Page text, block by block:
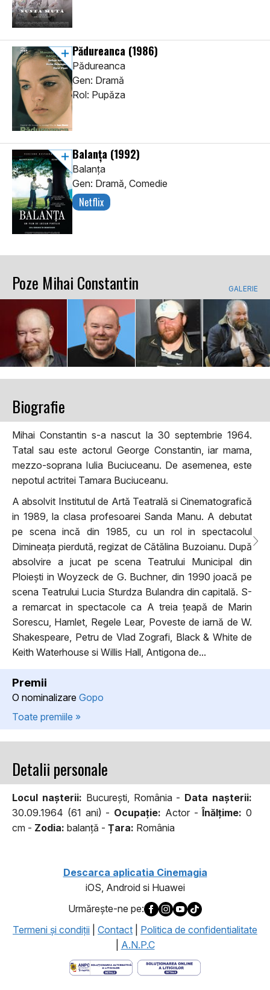
Pădureanca (1986)
Pădureanca
Gen: Dramă
Rol: Pupăza
Balanța (1992)
Balanța
Gen: Dramă, Comedie
Netflix
Poze Mihai Constantin GALERIE
Biografie
Mihai Constantin s-a nascut la 30 septembrie 1964.
Tatal sau este actorul George Constantin, iar mama,
mezzo-soprana Iulia Buciuceanu. De asemenea, este
nepotul actritei Tamara Buciuceanu.
A absolvit Institutul de Artă Teatrală si Cinematografică
in 1989, la clasa profesoarei Sanda Manu. A debutat
pe scena incă din 1985, cu un rol in spectacolul
Dimineața pierdută, regizat de Cătălina Buzoianu. După
absolvire a jucat pe scena Teatrului Municipal din
Ploiești in Woyzeck de G. Buchner, din 1990 joacă pe
scena Teatrului Lucia Sturdza Bulandra din capitală. S-
a remarcat in spectacole ca A treia țeapă de Marin
Sorescu, Hamlet, Regele Lear, Poveste de iarnă de W.
Shakespeare, Petru de Vlad Zografi, Black & White de
Keith Waterhouse si Willis Hall, Antigona de...
Premii
O nominalizare Gopo
Toate premiile »
Detalii personale
Locul naşterii: București, România - Data naşterii:
30.09.1964 (61 ani) - Ocupaţie: Actor -Înălţime: 0
cm - Zodia: balanță - Țara: România
Descarca aplicatia Cinemagia
iOS, Android si Huawei
Urmăreşte-ne pe:
Termeni şi condiţii
Contact
Politica de confidentialitate
A.N.P.C